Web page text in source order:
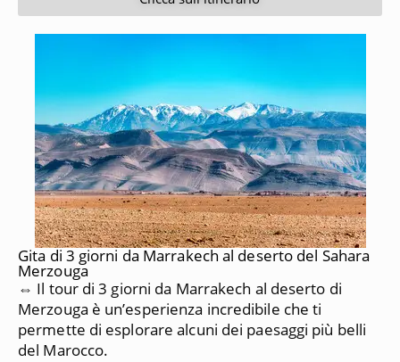
Gita di 3 giorni da Marrakech al deserto del Sahara
Merzouga
⇔ Il tour di 3 giorni da Marrakech al deserto di
Merzouga è un’esperienza incredibile che ti
permette di esplorare alcuni dei paesaggi più belli
del Marocco.